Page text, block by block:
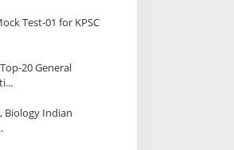
Test-01 for KPSC
20 General
Biology Indian